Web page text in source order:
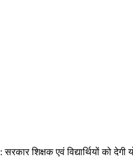
शिक्षक एवं विद्यार्थियों को